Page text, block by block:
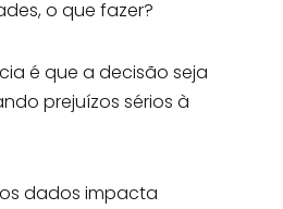
o que fazer?
é que a decisão seja
prejuízos sérios à
dados impacta